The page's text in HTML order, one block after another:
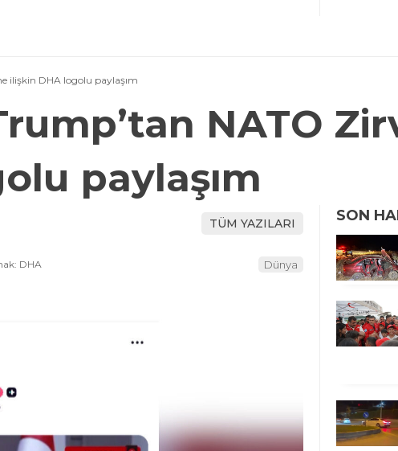
ilişkin DHA logolu paylaşım
NATO
paylaşım
TÜM YAZILARI
DHA Dünya
SON